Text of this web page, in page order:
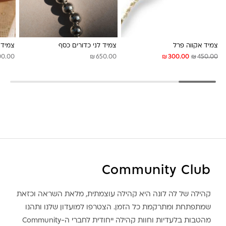
צמיד אקווה פרל
₪300.00 ₪450.00
צמיד לני כדורים כסף
₪ 650.00
צמיד
Community Club
קהילה של לה לונה היא קהילה עוצמתית, מלאת השראה וכזאת
שמתפתחת ומתרקמת כל הזמן. הצטרפו למועדון שלנו ותהנו
מהטבות בלעדיות וחוות קהילה ייחודית לחברי ה-Community